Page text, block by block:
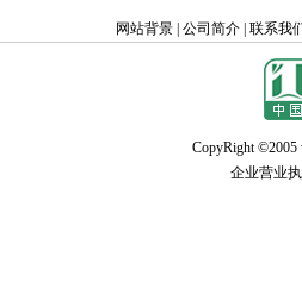
网站背景 公司简介 联系我
CopyRight ©2005
企业营业